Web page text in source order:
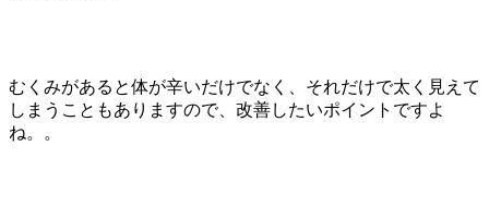
むくみがあると体が辛いだけでなく、それだけで太く見えて
しまうこともありますので、改善したいポイントですよ
ね。。